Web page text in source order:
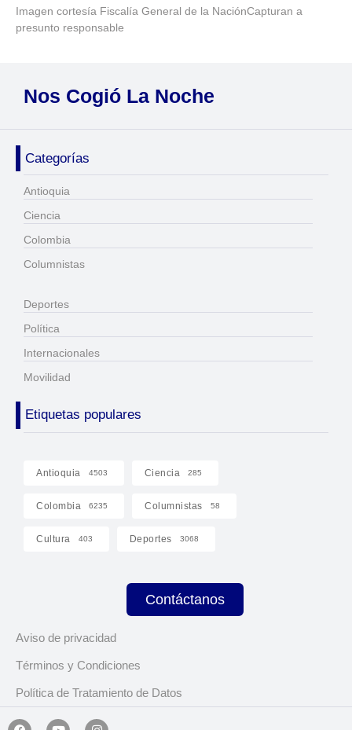
Imagen cortesía Fiscalía General de la NaciónCapturan a
presunto responsable
Nos Cogió La Noche
Categorías
Antioquia
Ciencia
Colombia
Columnistas
Deportes
Política
Internacionales
Movilidad
Etiquetas populares
Antioquia 4503 Ciencia 285
Colombia 6235 Columnistas 58
Cultura 403 Deportes 3068
Contáctanos
Aviso de privacidad
Términos y Condiciones
Política de Tratamiento de Datos